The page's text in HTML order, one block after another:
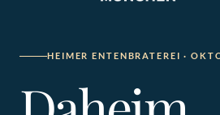
HEIMER ENTENBRATEREI ·